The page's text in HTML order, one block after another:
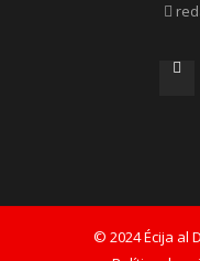
© 2024 Écija al